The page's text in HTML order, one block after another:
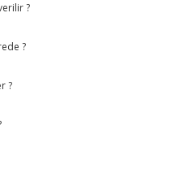
?
?
?